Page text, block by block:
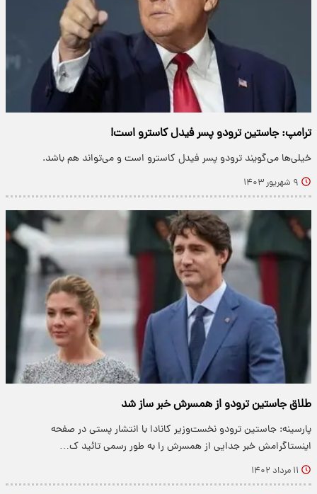
ترامپ: جاستین ترودو پسر فیدل کاسترو است!
خیلی‌ها می‌گویند ترودو پسر فیدل کاسترو است و می‌تواند هم باشد.
۹ شهریور ۱۴۰۳
طلاق جاستین ترودو از همسرش خبر ساز شد
پارسینه: جاستین ترودو نخست‌وزیر کانادا با انتشار پستی در صفحه
اینستاگرامش خبر جدایی از همسرش را به طور رسمی تائید ک…
۱۱ مرداد ۱۴۰۲